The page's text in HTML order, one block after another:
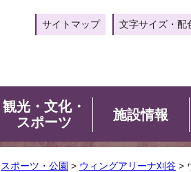
サイトマップ 文字サイズ・配
観光・文化・
スポーツ
施設情報
スポーツ・公園 > ウィングアリーナ刈谷 >